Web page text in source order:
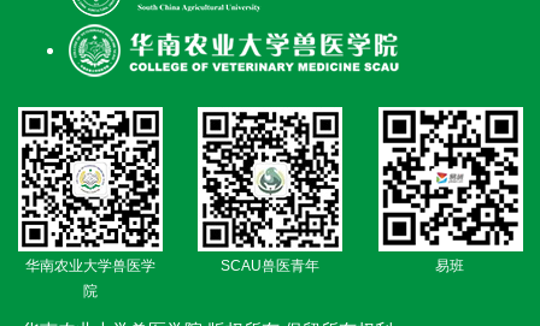
华南农业大学兽医学
院
SCAU兽医青年 易班